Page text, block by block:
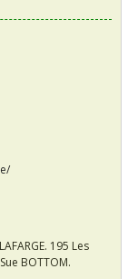
195 Les
BOTTOM.